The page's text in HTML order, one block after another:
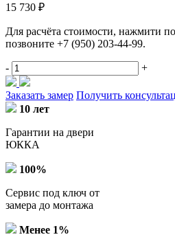
15 730 ₽
Для расчёта стоимости, нажмити
позвоните +7 (950) 203-44-99.
- +
Заказать замер Получить
10 лет
Гарантии на двери
ЮККА
100%
Сервис под ключ от
замера до монтажа
Менее 1%